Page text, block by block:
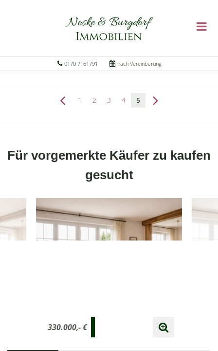
0170 7161791 nach Vereinbarung
1 2 3 4 5
Für vorgemerkte Käufer zu kaufen
gesucht
330.000,- €